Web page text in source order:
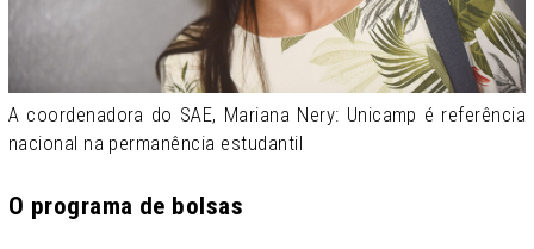
A coordenadora do SAE, Mariana Nery: Unicamp é referência
nacional na permanência estudantil
O programa de bolsas